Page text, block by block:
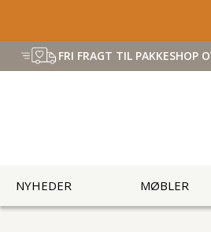
FRI FRAGT TIL PAKKESHOP
NYHEDER MØBLER